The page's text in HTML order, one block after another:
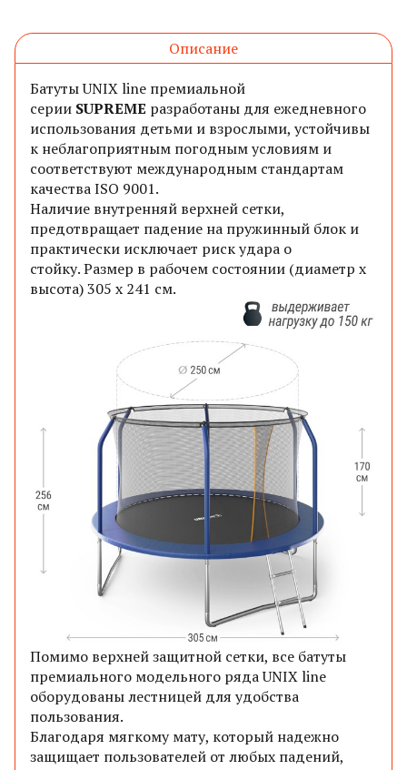
Описание
Батуты UNIX line премиальной
серии SUPREME разработаны для ежедневного
использования детьми и взрослыми, устойчивы
к неблагоприятным погодным условиям и
соответствуют международным стандартам
качества ISO 9001.
Наличие внутренняй верхней сетки,
предотвращает падение на пружинный блок и
практически исключает риск удара о
стойку.Размер в рабочем состоянии (диаметр х
высота) 305 х 241 см.
Помимо верхней защитной сетки, все батуты
премиального модельного ряда UNIX line
оборудованы лестницей для удобства
пользования.
Благодаря мягкому мату, который надежно
защищает пользователей от любых падений,